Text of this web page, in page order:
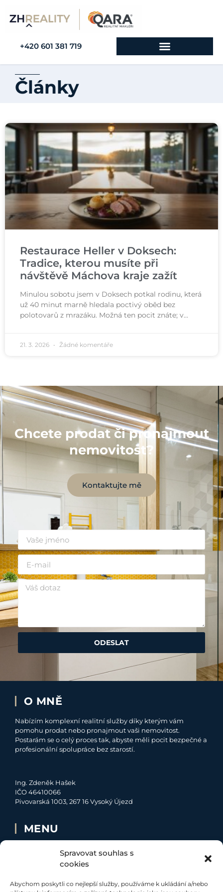
Spravovat souhlas s
cookies
Abychom poskytli co nejlepší služby, používáme k ukládání a/nebo
+420 601 381 719
Články
Restaurace Heller v Doksech:
Tradice, kterou musíte při
návštěvě Máchova kraje zažít
Minulou sobotu jsem v Doksech potkal rodinu, která
už 40 minut marně hledala poctivý oběd bez
polotovarů z mrazáku. Možná ten pocit znáte; v…
21. 3. 2026 Žádné komentáře
Chcete prodat či pronajmout
nemovitost?
Kontaktujte mě
ODESLAT
O MNĚ
Nabízím komplexní realitní služby díky kterým vám
pomohu prodat nebo pronajmout vaši nemovitost.
Postarám se o celý proces tak, abyste měli pocit bezpečné a
profesionální spolupráce bez starostí.
Ing. Zdeněk Hašek
IČO 46410066
Pivovarská 1003, 267 16 Vysoký Újezd
MENU